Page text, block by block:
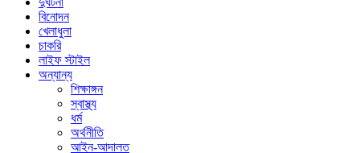
বিনোদন
খেলাধুলা
চাকরি
লাইফ স্টাইল
অন্যান্য
শিক্ষাঙ্গন
স্বাস্থ্য
ধর্ম
অর্থনীতি
আইন-আদালত